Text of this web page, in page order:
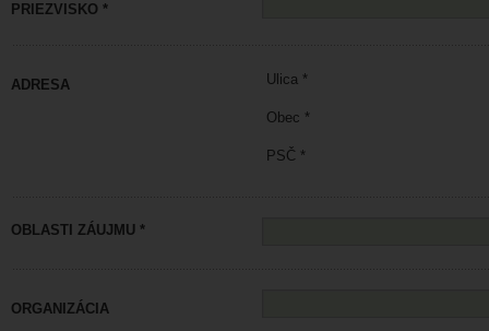
PRIEZVISKO *
ADRESA Ulica *
Obec *
PSČ *
OBLASTI ZÁUJMU *
ORGANIZÁCIA